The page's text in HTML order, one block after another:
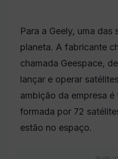
Para a Geely, uma
planeta. A fabricante
chamada Geespace,
lançar e operar
ambição da empresa
formada por 72
estão no espaço.